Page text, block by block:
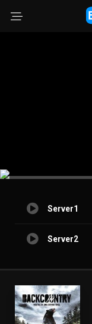
Server1
Server2